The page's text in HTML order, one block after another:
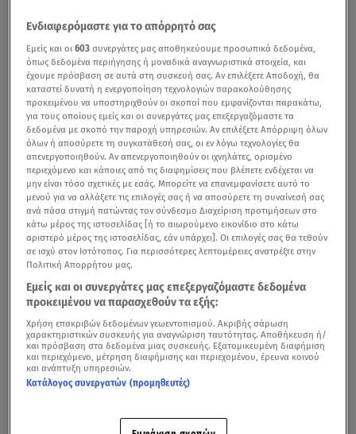
Νέα συνέντευξη παραχώρησε στο Konilo Talks στο
Youtube η
Χριστίνα Μπόμπα
, με αφορμή το BeWell
Festival, το οποίο θα πραγματοποιηθεί σε λίγες
εβδομάδες στο ΟΑΚΑ.
Mπόμπα: Απαθανάτισε τον Τανιμανίδη να παίζει με
Ενδιαφερόμαστε για το απόρρητό σας
Εμείς και οι603 συνεργάτες μας αποθηκεύουμε προσωπικά δεδομένα,
όπως δεδομένα περιήγησης ή μοναδικά αναγνωριστικά στοιχεία, και
έχουμε πρόσβαση σε αυτά στη συσκευή σας. Αν επιλέξετε Αποδοχή, θα
καταστεί δυνατή η ενεργοποίηση τεχνολογιών παρακολούθησης
προκειμένου να υποστηριχθούν οι σκοποί που εμφανίζονται παρακάτω,
για τους οποίους εμείς και οι συνεργάτες μας επεξεργαζόμαστε τα
δεδομένα με σκοπό την παροχή υπηρεσιών. Αν επιλέξετε Απόρριψη όλων
όλων ή αποσύρετε τη συγκατάθεσή σας, οι εν λόγω τεχνολογίες θα
απενεργοποιηθούν. Αν απενεργοποιηθούν οι ιχνηλάτες, ορισμένο
περιεχόμενο και κάποιες από τις διαφημίσεις που βλέπετε ενδέχεται να
μην είναι τόσο σχετικές με εσάς. Μπορείτε να επανεμφανίσετε αυτό το
μενού για να αλλάξετε τις επιλογές σας ή να αποσύρετε τη συναίνεσή σας
ανά πάσα στιγμή πατώντας τον σύνδεσμο Διαχείριση προτιμήσεων στο
κάτω μέρος της ιστοσελίδας [ή το αιωρούμενο εικονίδιο στο κάτω
αριστερό μέρος της ιστοσελίδας, εάν υπάρχει]. Οι επιλογές σας θα τεθούν
σε ισχύ στον Ιστότοπος. Για περισσότερες λεπτομέρειες ανατρέξτε στην
Πολιτική Απορρήτου μας.
Εμείς και οι συνεργάτες μας επεξεργαζόμαστε δεδομένα
προκειμένου να παρασχεθούν τα εξής:
Χρήση επακριβών δεδομένων γεωεντοπισμού. Ακριβής σάρωση
χαρακτηριστικών συσκευής για αναγνώριση ταυτότητας. Αποθήκευση ή/
και πρόσβαση στα δεδομένα μιας συσκευής. Εξατομικευμένη διαφήμιση
και περιεχόμενο, μέτρηση διαφήμισης και περιεχομένου, έρευνα κοινού
και ανάπτυξη υπηρεσιών.
Κατάλογος συνεργατών (προμηθευτές)